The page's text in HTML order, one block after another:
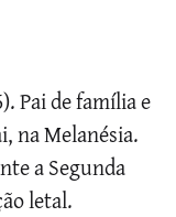
Pai de família e
na Melanésia.
a Segunda
letal.